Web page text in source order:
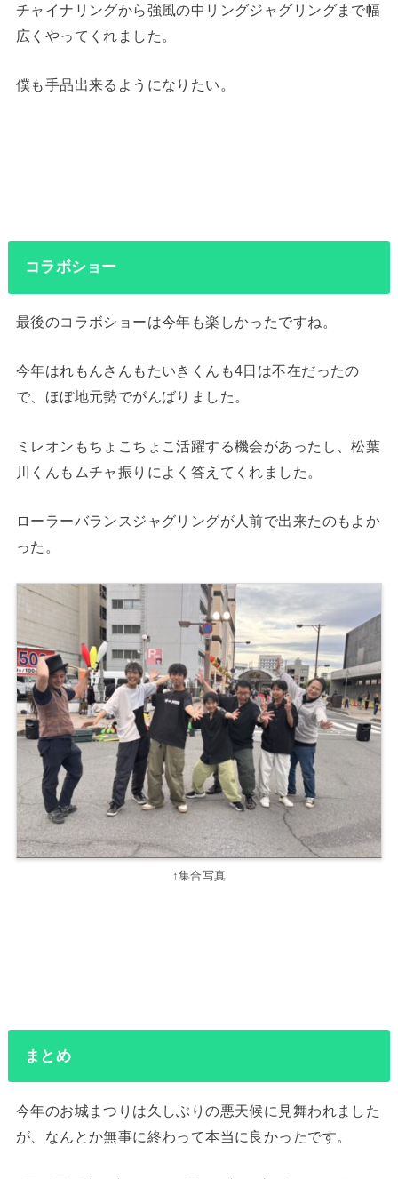
チャイナリングから強風の中リングジャグリングまで幅
広くやってくれました。
僕も手品出来るようになりたい。
コラボショー
最後のコラボショーは今年も楽しかったですね。
今年はれもんさんもたいきくんも4日は不在だったの
で、ほぼ地元勢でがんばりました。
ミレオンもちょこちょこ活躍する機会があったし、松葉
川くんもムチャ振りによく答えてくれました。
ローラーバランスジャグリングが人前で出来たのもよか
った。
↑集合写真
まとめ
今年のお城まつりは久しぶりの悪天候に見舞われました
が、なんとか無事に終わって本当に良かったです。